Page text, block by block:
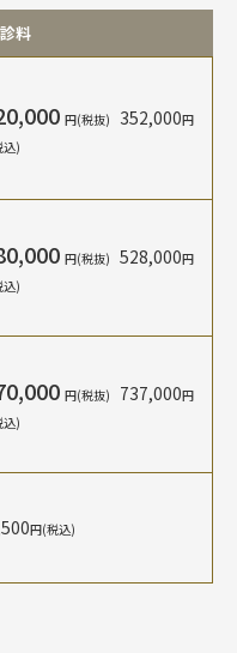
料
円(税抜) 352,000円
込)
円(税抜) 528,000円
込)
円(税抜) 737,000円
込)
円(税込)